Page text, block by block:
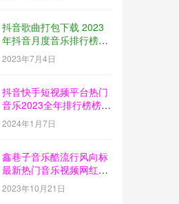
抖音歌曲打包下载 2023
年抖音月度音乐排行榜榜
单放送【2023-06】
2023年7月4日
抖音快手短视频平台热门
音乐2023全年排行榜榜单
歌曲打包下载【4G】
2024年1月7日
鑫巷子音乐酷流行风向标
最新热门音乐视频网红歌
曲打包下载【第55期】
2023年10月21日